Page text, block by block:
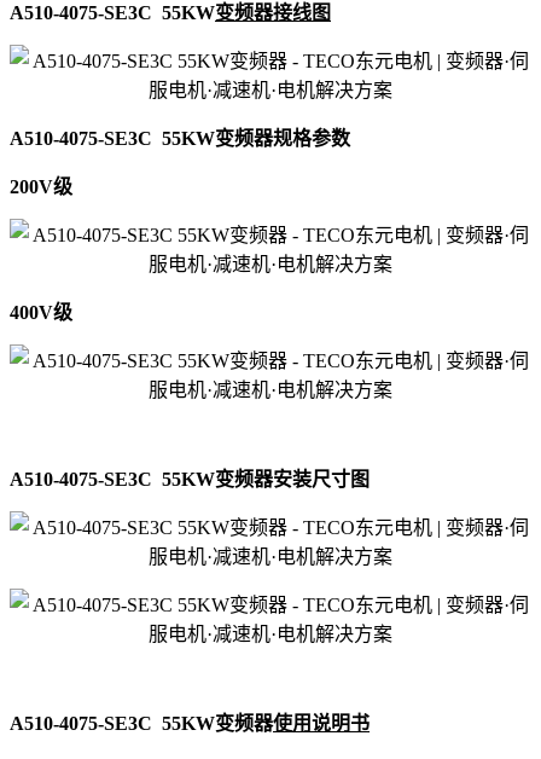
A510-4075-SE3C 55KW变频器接线图
A510-4075-SE3C 55KW变频器规格参数
200V级
400V级
A510-4075-SE3C 55KW变频器安装尺寸图
A510-4075-SE3C 55KW变频器使用说明书